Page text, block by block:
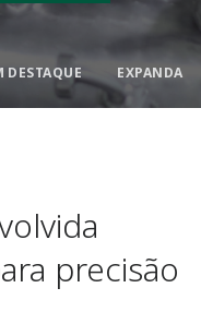
DESTAQUE
precisão